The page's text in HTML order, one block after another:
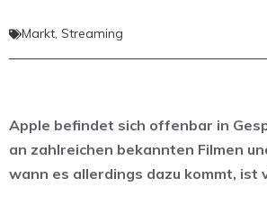
Markt, Streaming
Apple befindet sich offenbar in
an zahlreichen bekannten Filmen
wann es allerdings dazu kommt,